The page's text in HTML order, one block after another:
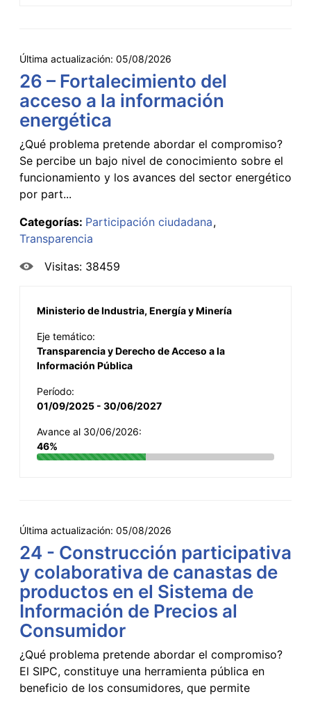
Última actualización: 05/08/2026
26 – Fortalecimiento del
acceso a la información
energética
¿Qué problema pretende abordar el compromiso?
Se percibe un bajo nivel de conocimiento sobre el
funcionamiento y los avances del sector energético
por part...
Categorías: Participación ciudadana
Transparencia
Visitas: 38459
Ministerio de Industria, Energía y Minería
Eje temático:
Transparencia y Derecho de Acceso a la
Información Pública
Período:
01/09/2025 - 30/06/2027
Avance al 30/06/2026:
46%
Última actualización: 05/08/2026
24 - Construcción participativa
y colaborativa de canastas de
productos en el Sistema de
Información de Precios al
Consumidor
¿Qué problema pretende abordar el compromiso?
El SIPC, constituye una herramienta pública en
beneficio de los consumidores, que permite